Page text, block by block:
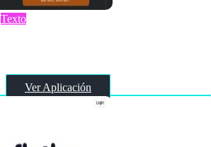
Texto
Ver Aplicación